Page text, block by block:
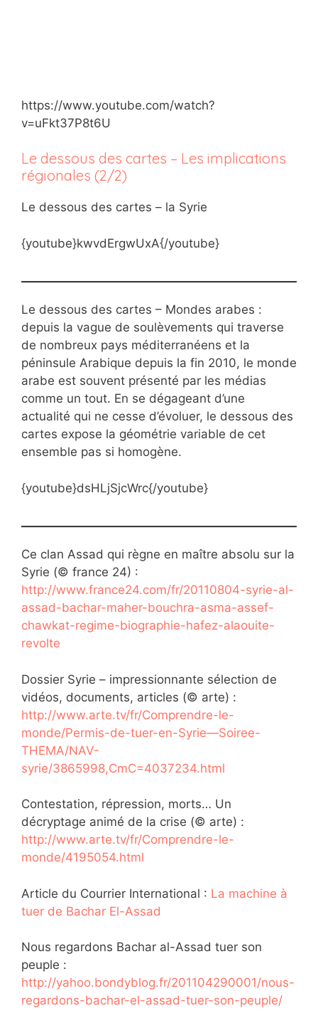
https://www.youtube.com/watch?
v=uFkt37P8t6U
Le dessous des cartes – Les implications
régionales (2/2)
Le dessous des cartes – la Syrie
{youtube}kwvdErgwUxA{/youtube}
Le dessous des cartes – Mondes arabes :
depuis la vague de soulèvements qui traverse
de nombreux pays méditerranéens et la
péninsule Arabique depuis la fin 2010, le monde
arabe est souvent présenté par les médias
comme un tout. En se dégageant d’une
actualité qui ne cesse d’évoluer, le dessous des
cartes expose la géométrie variable de cet
ensemble pas si homogène.
{youtube}dsHLjSjcWrc{/youtube}
Ce clan Assad qui règne en maître absolu sur la
Syrie (© france 24) :
http://www.france24.com/fr/20110804-syrie-al-
assad-bachar-maher-bouchra-asma-assef-
chawkat-regime-biographie-hafez-alaouite-
revolte
Dossier Syrie – impressionnante sélection de
vidéos, documents, articles (© arte) :
http://www.arte.tv/fr/Comprendre-le-
monde/Permis-de-tuer-en-Syrie—Soiree-
THEMA/NAV-
syrie/3865998,CmC=4037234.html
Contestation, répression, morts… Un
décryptage animé de la crise (© arte) :
http://www.arte.tv/fr/Comprendre-le-
monde/4195054.html
Article du Courrier International : La machine à
tuer de Bachar El-Assad
Nous regardons Bachar al-Assad tuer son
peuple :
http://yahoo.bondyblog.fr/201104290001/nous-
regardons-bachar-el-assad-tuer-son-peuple/